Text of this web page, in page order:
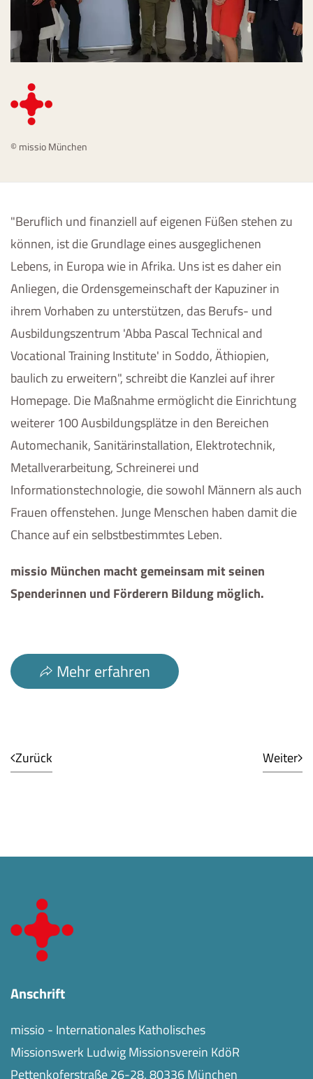
© missio München
"Beruflich und finanziell auf eigenen Füßen stehen zu
können, ist die Grundlage eines ausgeglichenen
Lebens, in Europa wie in Afrika. Uns ist es daher ein
Anliegen, die Ordensgemeinschaft der Kapuziner in
ihrem Vorhaben zu unterstützen, das Berufs- und
Ausbildungszentrum 'Abba Pascal Technical and
Vocational Training Institute' in Soddo, Äthiopien,
baulich zu erweitern", schreibt die Kanzlei auf ihrer
Homepage. Die Maßnahme ermöglicht die Einrichtung
weiterer 100 Ausbildungsplätze in den Bereichen
Automechanik, Sanitärinstallation, Elektrotechnik,
Metallverarbeitung, Schreinerei und
Informationstechnologie, die sowohl Männern als auch
Frauen offenstehen. Junge Menschen haben damit die
Chance auf ein selbstbestimmtes Leben.
missio München macht gemeinsam mit seinen
Spenderinnen und Förderern Bildung möglich.
Mehr erfahren
Zurück Weiter
Anschrift
missio - Internationales Katholisches
Missionswerk Ludwig Missionsverein KdöR
Pettenkoferstraße 26-28, 80336 München